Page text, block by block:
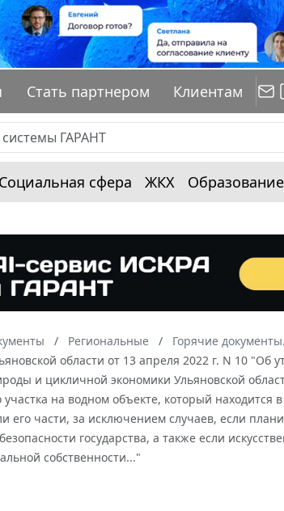
Стать партнером Клиентам
Социальная сфера ЖКХ Образование
Региональные Горячие
области от 13 апреля 2022 г. N 10 "Об
и цикличной экономики Ульяновской
участка на водном объекте, который
его части, за исключением случаев, если
государства, а также если
собственности..."